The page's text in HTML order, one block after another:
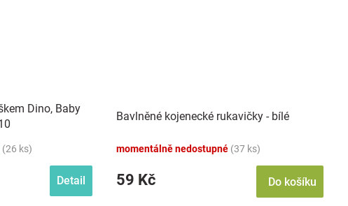
Dino, Baby
(26 ks)
Detail
Bavlněné kojenecké rukavičky - bílé
momentálně nedostupné (37 ks)
59 Kč Do košíku